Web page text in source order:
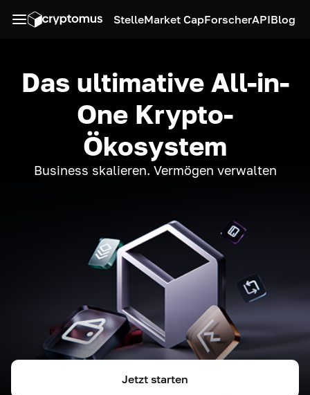
StelleMarket CapForscherAPIBlog
Das ultimative All-in-
One Krypto-
Ökosystem
Business skalieren. Vermögen verwalten
Jetzt starten